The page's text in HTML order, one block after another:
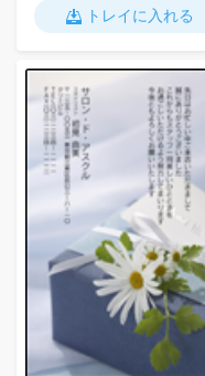
トレイに入れる